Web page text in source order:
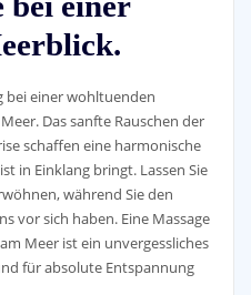
bei einer wohltuenden
Das sanfte Rauschen der
schaffen eine harmonische
in Einklang bringt. Lassen Sie
während Sie den
vor sich haben. Eine Massage
Meer ist ein unvergessliches
für absolute Entspannung